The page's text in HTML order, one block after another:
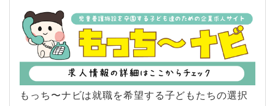
もっち〜ナビは就職を希望する子どもたちの選択